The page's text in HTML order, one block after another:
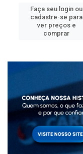
Faça seu login ou
cadastre-se para
ver preços e
comprar